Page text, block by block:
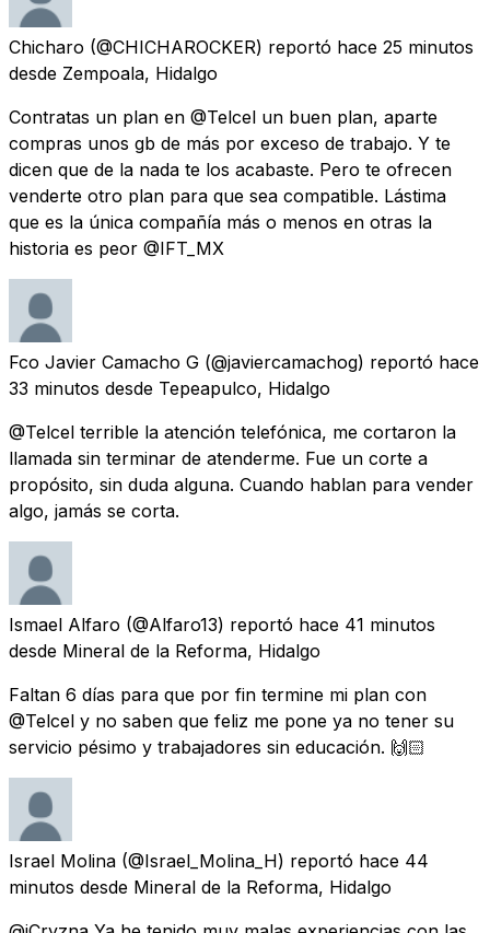
Chicharo (@CHICHAROCKER) reportó hace 25 minutos
desde Zempoala, Hidalgo
Contratas un plan en @Telcel un buen plan, aparte
compras unos gb de más por exceso de trabajo. Y te
dicen que de la nada te los acabaste. Pero te ofrecen
venderte otro plan para que sea compatible. Lástima
que es la única compañía más o menos en otras la
historia es peor @IFT_MX
Fco Javier Camacho G (@javiercamachog) reportó hace
33 minutos desde Tepeapulco, Hidalgo
@Telcel terrible la atención telefónica, me cortaron la
llamada sin terminar de atenderme. Fue un corte a
propósito, sin duda alguna. Cuando hablan para vender
algo, jamás se corta.
Ismael Alfaro (@Alfaro13) reportó hace 41 minutos
desde Mineral de la Reforma, Hidalgo
Faltan 6 días para que por fin termine mi plan con
@Telcel y no saben que feliz me pone ya no tener su
servicio pésimo y trabajadores sin educación. 🙌🏻
Israel Molina (@Israel_Molina_H) reportó hace 44
minutos desde Mineral de la Reforma, Hidalgo